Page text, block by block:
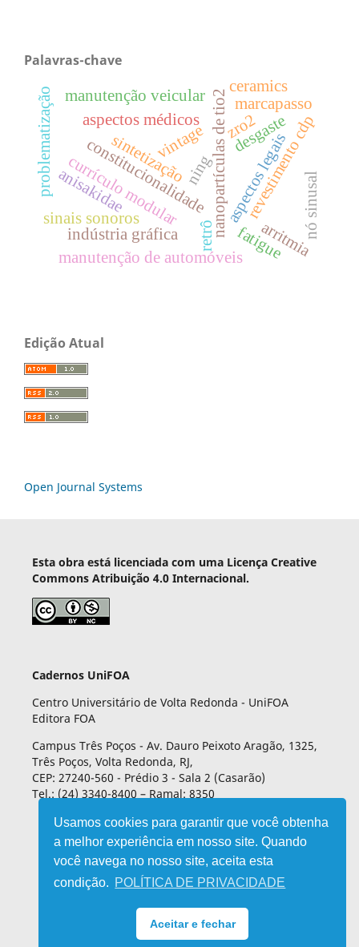
Usamos cookies para garantir que você obtenha
a melhor experiência em nosso site. Quando
você navega no nosso site, aceita esta
condição. POLÍTICA DE PRIVACIDADE
Aceitar e fechar
Palavras-chave
nanopartículas de tio2
ning
constitucionalidadeaspectos legais
aspectos médicos desgaste
revestimento cdp
vintage
retrô
manutenção de automóveis
manutenção veicular
currículo modular
arritmia
indústria gráfica
sintetização
sinais sonoros
problematizaçãoanisakidae
marcapasso
ceramics
zro2
fatigue
nó sinusal
Edição Atual
Open Journal Systems
Esta obra está licenciada com uma Licença Creative
Commons Atribuição 4.0 Internacional.
Cadernos UniFOA
Centro Universitário de Volta Redonda - UniFOA
Editora FOA
Campus Três Poços - Av. Dauro Peixoto Aragão, 1325,
Três Poços, Volta Redonda, RJ,
CEP: 27240-560 - Prédio 3 - Sala 2 (Casarão)
Tel.: (24) 3340-8400 – Ramal: 8350